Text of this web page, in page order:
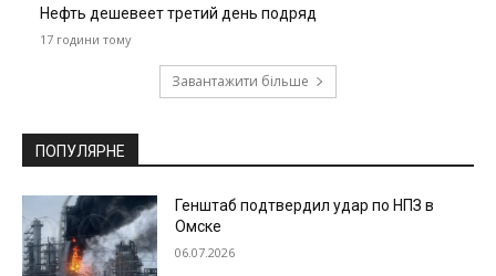
Нефть дешевеет третий день подряд
17 години тому
Завантажити більше
ПОПУЛЯРНЕ
Генштаб подтвердил удар по НПЗ в
Омске
06.07.2026